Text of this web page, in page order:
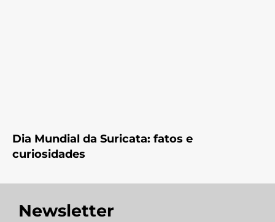
Dia Mundial da Suricata: fatos e
curiosidades
Newsletter